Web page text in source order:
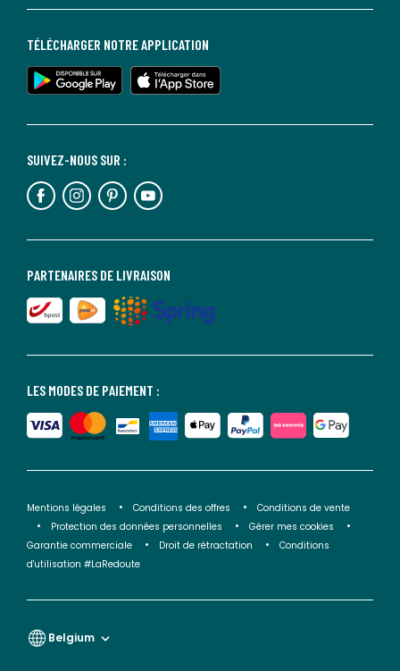
LES MODES DE PAIEMENT :
PARTENAIRES DE LIVRAISON
SUIVEZ-NOUS SUR :
TÉLÉCHARGER NOTRE APPLICATION
Mentions légales Conditions des offres
Conditions de vente
Protection des données personnelles
Gérer mes cookies
Garantie commerciale
Droit de rétractation
Conditions
d'utilisation #LaRedoute
Belgium